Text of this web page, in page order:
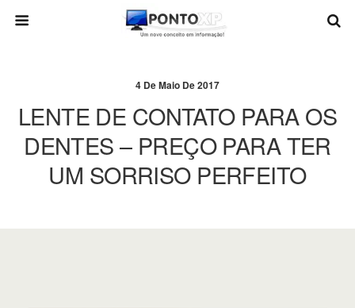
4 De Maio De 2017
LENTE DE CONTATO PARA OS
DENTES – PREÇO PARA TER
UM SORRISO PERFEITO